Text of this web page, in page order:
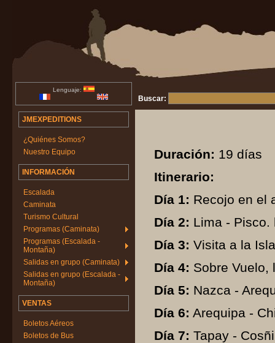
Lenguaje:
JMEXPEDITIONS
¿Quiénes Somos?
Nuestro Equipo
INFORMACIÓN
Escalada
Caminata
Turismo Cultural
Programas (Caminata)
Programas (Escalada -
Montaña)
Salidas en grupo (Caminata)
Salidas en grupo (Escalada -
Montaña)
VENTAS
Boletos Aéreos
Boletos de Bus
Buscar:
Duración: 19 días
Itinerario:
Día 1: Recojo en el
Día 2: Lima - Pisco.
Día 3: Visita a la
Día 4: Sobre Vuelo,
Día 5: Nazca -
Día 6: Arequipa -
Día 7: Tapay -